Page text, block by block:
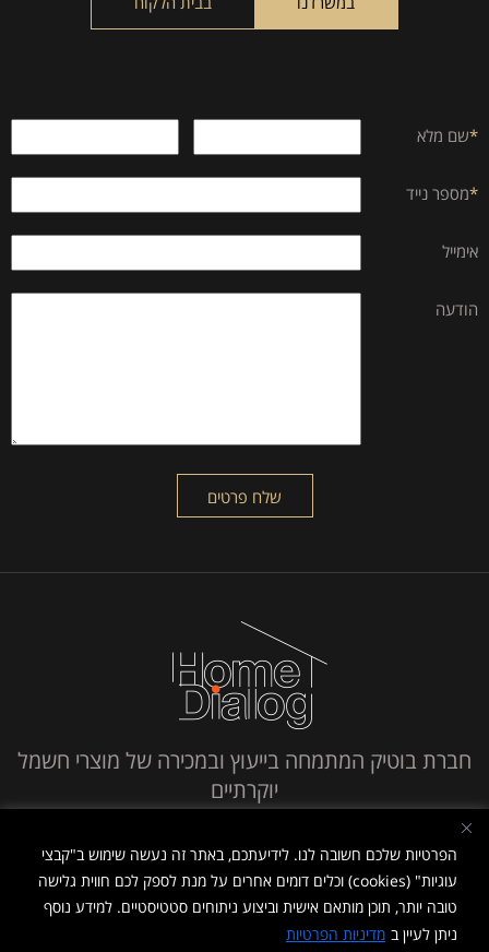
הפרטיות שלכם חשובה לנו. לידיעתכם, באתר זה נעשה שימוש ב"קבצי
עוגיות" (cookies) וכלים דומים אחרים על מנת לספק לכם חווית גלישה
טובה יותר, תוכן מותאם אישית וביצוע ניתוחים סטטיסטיים. למידע נוסף
ניתן לעיין ב מדיניות הפרטיות
*שם מלא
*מספר נייד
אימייל
הודעה
חברת בוטיק המתמחה בייעוץ ובמכירה של מוצרי חשמל
יוקרתיים
חייג אלינו